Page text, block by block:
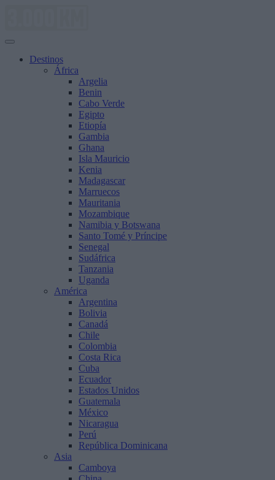
Destinos
África
Argelia
Benin
Cabo Verde
Egipto
Etiopía
Gambia
Ghana
Isla Mauricio
Kenia
Madagascar
Marruecos
Mauritania
Mozambique
Namibia y Botswana
Santo Tomé y Príncipe
Senegal
Sudáfrica
Tanzania
Uganda
América
Argentina
Bolivia
Canadá
Chile
Colombia
Costa Rica
Cuba
Ecuador
Estados Unidos
Guatemala
México
Nicaragua
Perú
República Dominicana
Asia
Camboya